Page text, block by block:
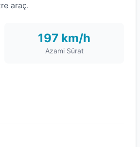
araç.
197 km/h
Azami Sürat